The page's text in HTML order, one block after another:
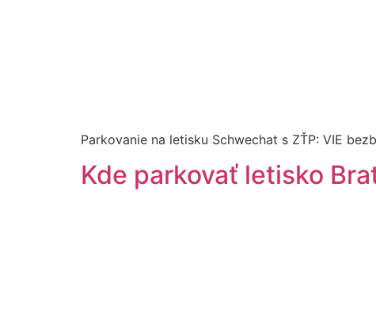
Parkovanie na letisku Schwechat s ZŤP: VIE
Kde parkovať letisko